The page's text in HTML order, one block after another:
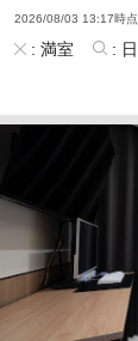
2026/08/03 13:17時
: 満室 :